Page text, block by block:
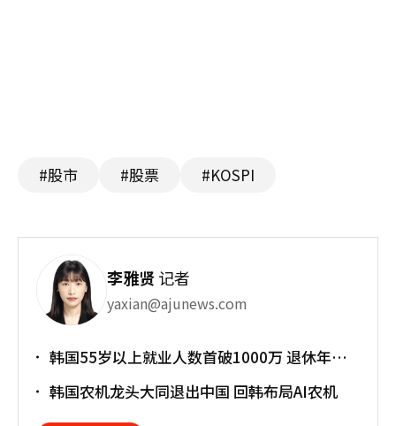
#股市 #股票 #KOSPI
李雅贤记者
yaxian@ajunews.com
韩国55岁以上就业人数首破1000万 退休年龄
韩国农机龙头大同退出中国 回韩布局AI农机